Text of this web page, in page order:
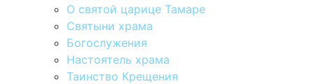
О святой царице Тамаре
Святыни храма
Богослужения
Настоятель храма
Таинство Крещения